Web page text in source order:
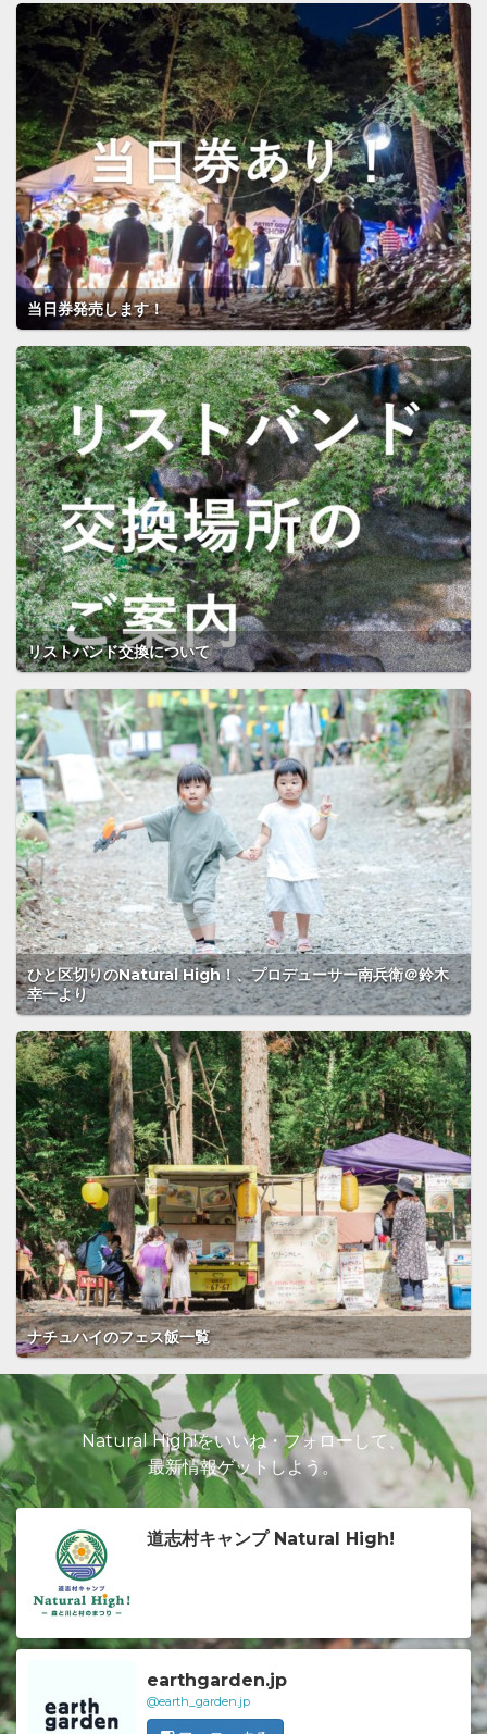
当日券発売します！
リストバンド交換について
ひと区切りのNatural High！、プロデューサー南兵衛＠鈴木
幸一より
ナチュハイのフェス飯一覧
Natural High!をいいね・フォローして、
最新情報ゲットしよう。
道志村キャンプ Natural High!
earthgarden.jp
@earth_garden.jp